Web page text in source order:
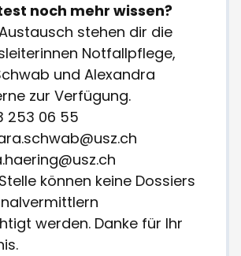
noch mehr wissen?
stehen dir die
Notfallpflege,
und Alexandra
zur Verfügung.
253 06 55
können keine Dossiers
werden. Danke für Ihr